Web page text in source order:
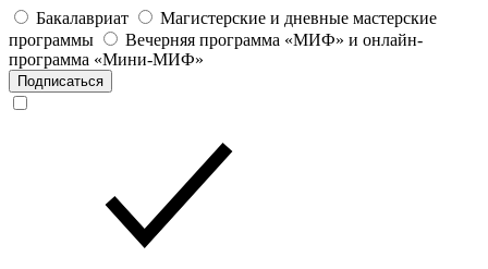
Бакалавриат
Магистерские и дневные мастерские
программы
Вечерняя программа «МИФ» и онлайн-
программа «Мини-МИФ»
Подписаться